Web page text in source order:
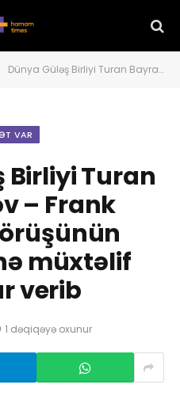
Dünya Güləş Birliyi Turan Bayramov – Frank Çamizo görüşünün hakimlərinə müxtəlif cəzalar verib
VAR
Birliyi Turan
– Frank
müxtəlif
verib
1 dəqiqəyə oxunur